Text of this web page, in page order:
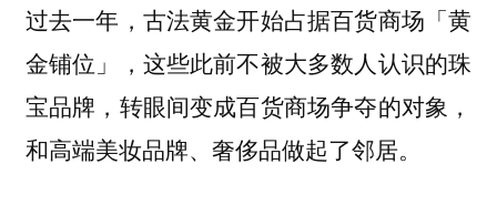
过去一年，古法黄金开始占据百货商场「黄
金铺位」，这些此前不被大多数人认识的珠
宝品牌，转眼间变成百货商场争夺的对象，
和高端美妆品牌、奢侈品做起了邻居。